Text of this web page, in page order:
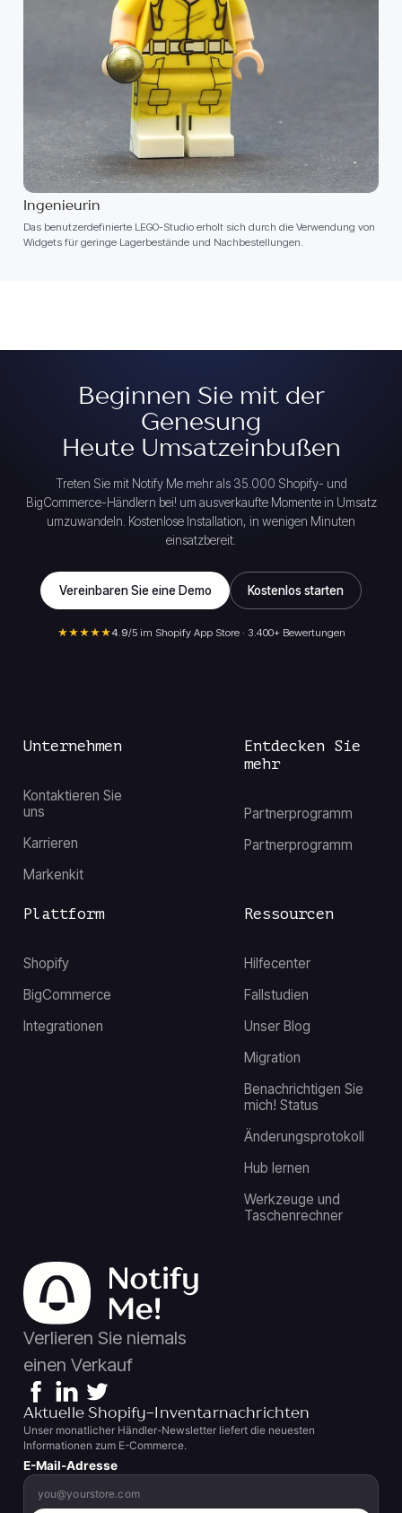
Ingenieurin
Das benutzerdefinierte LEGO-Studio erholt sich durch die Verwendung von
Widgets für geringe Lagerbestände und Nachbestellungen.
Beginnen Sie mit der
Genesung
Heute Umsatzeinbußen
Treten Sie mit Notify Me mehr als 35.000 Shopify- und
BigCommerce-Händlern bei! um ausverkaufte Momente in Umsatz
umzuwandeln. Kostenlose Installation, in wenigen Minuten
einsatzbereit.
Vereinbaren Sie eine Demo Kostenlos starten
★★★★★4.9/5 im Shopify App Store · 3.400+ Bewertungen
Unternehmen
Kontaktieren Sie
uns
Karrieren
Markenkit
Ressourcen
Hilfecenter
Fallstudien
Unser Blog
Migration
Benachrichtigen Sie
mich! Status
Änderungsprotokoll
Hub lernen
Werkzeuge und
Taschenrechner
Entdecken Sie
mehr
Partnerprogramm
Partnerprogramm
Plattform
Shopify
BigCommerce
Integrationen
Verlieren Sie niemals
einen Verkauf
Aktuelle Shopify-Inventarnachrichten
Unser monatlicher Händler-Newsletter liefert die neuesten
Informationen zum E-Commerce.
E-Mail-Adresse